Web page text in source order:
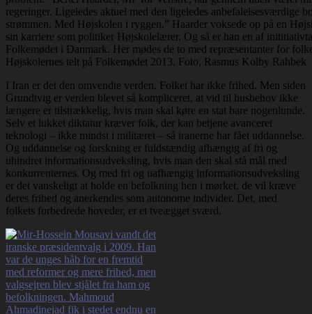
regeringer. Ligeledes aktuel med den ligeledes anbefalelsesværdige
strømmen. Med Højskolen i ryggen.” Haarder voksede op på en
sin karriere som politiker Højskolelærer. Og så er han en af
Folkemødet i Danmark. Her mødes de to med repræsentanter for
Højskolernes telt på Folkemødet 2013. Foto, Rasmus Kolby Rahbek
I Iran er det den omvendte verden. Folket har ikke frihed. Men siden
Grundtvig er verden blevet så kompliceret, at vid til husbehov ikke
længere er tilstrækkelig, hvis man skal køre en stat bare nogenlunde.
Selv et lukket diktatur kræver folk, der kan betjene avanceret
teknologi – ikke mindst i militæret – så iranerne har fået uddannelse.
Og uddannelse og forskning er fuldstændig afhængig af fri og
uhindret informationsudveksling, hvis man den skal stå mål med
konkurrenternes. Og med fri og uafhængig informationsudveksling
er det vanskeligt at holde en befolkning hen i mørket, de vil kræve
deres frihed og anerkendes som autonome individer. Det, med
folkets forbedrede hoveder, er et tveægget sværd.